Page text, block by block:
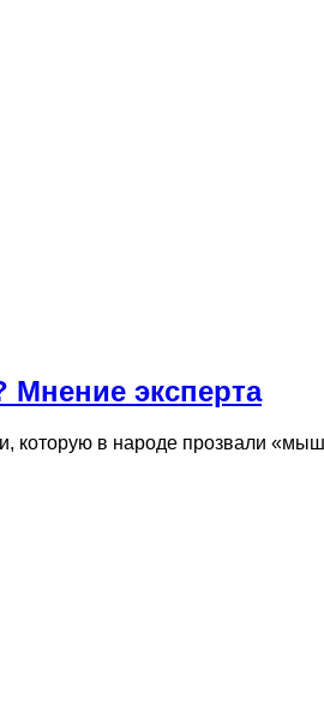
Мнение эксперта
которую в народе прозвали